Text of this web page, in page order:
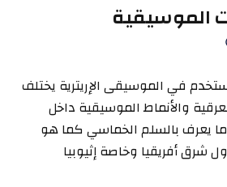
الموسيقية
في الموسيقى الإريترية يختلف
والأنماط الموسيقية داخل
ما يعرف بالسلم الخماسي كما هو
شرق أفريقيا وخاصة إثيوبيا